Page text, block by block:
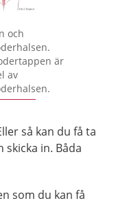
bilden
och
är
av
så kan du få ta
in. Båda
som du kan få